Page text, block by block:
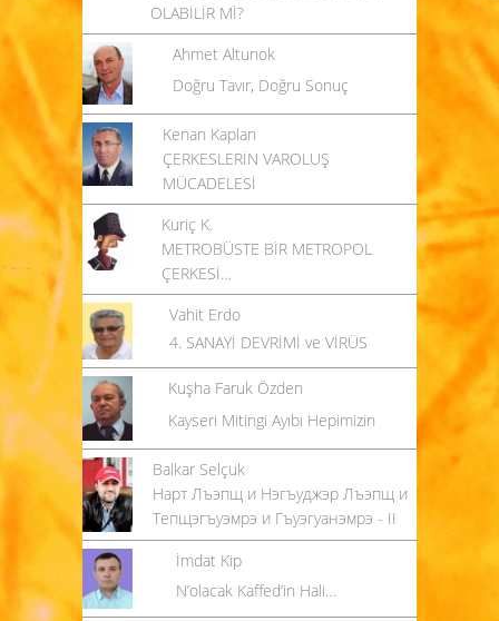
OLABİLİR Mİ?
Ahmet Altunok
Doğru Tavır, Doğru Sonuç
Kenan Kaplan
ÇERKESLERİN VAROLUŞ
MÜCADELESİ
Kuriç K.
METROBÜSTE BİR METROPOL
ÇERKESİ…
Vahit Erdo
4. SANAYİ DEVRİMİ ve VİRÜS
Kuşha Faruk Özden
Kayseri Mitingi Ayıbı Hepimizin
Balkar Selçuk
Нарт Лъэпщ и Нэгъуджэр Лъэпщ и
Тепщэгъуэмрэ и Гъуэгуанэмрэ - II
İmdat Kip
N’olacak Kaffed’in Hali…